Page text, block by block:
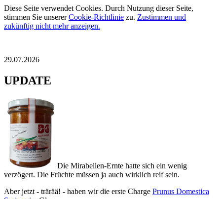
Diese Seite verwendet Cookies. Durch Nutzung dieser Seite,
stimmen Sie unsererCookie-Richtlinie zu. Zustimmen und
zukünftig nicht mehr anzeigen.
29.07.2026
UPDATE
Die Mirabellen-Ernte hatte sich ein wenig
verzögert. Die Früchte müssen ja auch wirklich reif sein.
Aber jetzt - trärää! - haben wir die erste Charge Prunus Domestica